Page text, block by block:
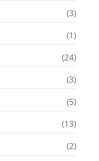
(3)
(1)
(24)
(3)
(5)
(13)
(2)